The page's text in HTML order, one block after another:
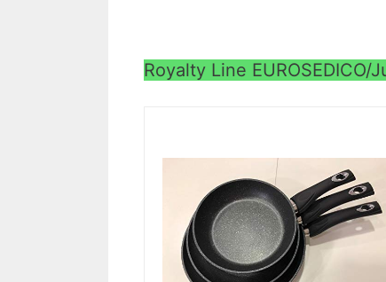
Royalty Line